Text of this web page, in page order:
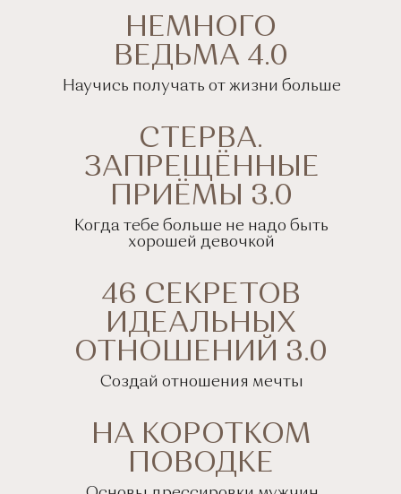
ТЕХНИКИ
ЖЕЛЕЗНЯК
ХАРД 13
СКАЧАТЬ
ТЕХНИКИ
НА ДЕНЬГИ
НЕМНОГО
ВЕДЬМА 4.0
Научись получать от жизни больше
СТЕРВА.
ЗАПРЕЩЁННЫЕ
ПРИЁМЫ 3.0
Когда тебе больше не надо быть
хорошей девочкой
46 СЕКРЕТОВ
ИДЕАЛЬНЫХ
ОТНОШЕНИЙ 3.0
Создай отношения мечты
НА КОРОТКОМ
ПОВОДКЕ